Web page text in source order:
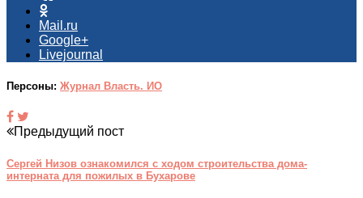
Mail.ru
Google+
Livejournal
Персоны: Журнал Власть. ИО
Предыдущий пост
Сергей Низов ознакомился с ходом строительства дома-
интерната для пожилых в Бухарове